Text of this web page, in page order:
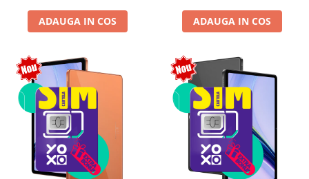
SIM
ADAUGA IN COS
SIM
ADAUGA IN COS